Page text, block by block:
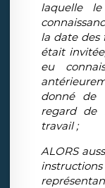
laquelle
la date des
était
eu
donné de
regard de
travail ;
ALORS